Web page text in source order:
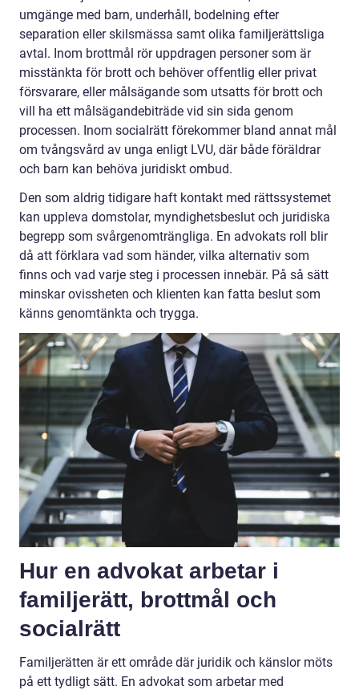
umgänge med barn, underhåll, bodelning efter
separation eller skilsmässa samt olika familjerättsliga
avtal. Inom brottmål rör uppdragen personer som är
misstänkta för brott och behöver offentlig eller privat
försvarare, eller målsägande som utsatts för brott och
vill ha ett målsägandebiträde vid sin sida genom
processen. Inom socialrätt förekommer bland annat mål
om tvångsvård av unga enligt LVU, där både föräldrar
och barn kan behöva juridiskt ombud.
Den som aldrig tidigare haft kontakt med rättssystemet
kan uppleva domstolar, myndighetsbeslut och juridiska
begrepp som svårgenomträngliga. En advokats roll blir
då att förklara vad som händer, vilka alternativ som
finns och vad varje steg i processen innebär. På så sätt
minskar ovissheten och klienten kan fatta beslut som
känns genomtänkta och trygga.
Hur en advokat arbetar i
familjerätt, brottmål och
socialrätt
Familjerätten är ett område där juridik och känslor möts
på ett tydligt sätt. En advokat som arbetar med